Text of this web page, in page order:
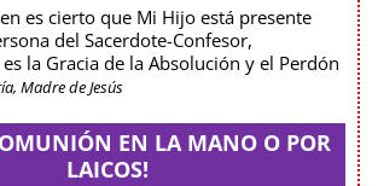
es cierto que Mi Hijo está presente
del Sacerdote-Confesor,
la Gracia de la Absolución y el Perdón
Madre de Jesús
EN LA MANO O POR
LAICOS!